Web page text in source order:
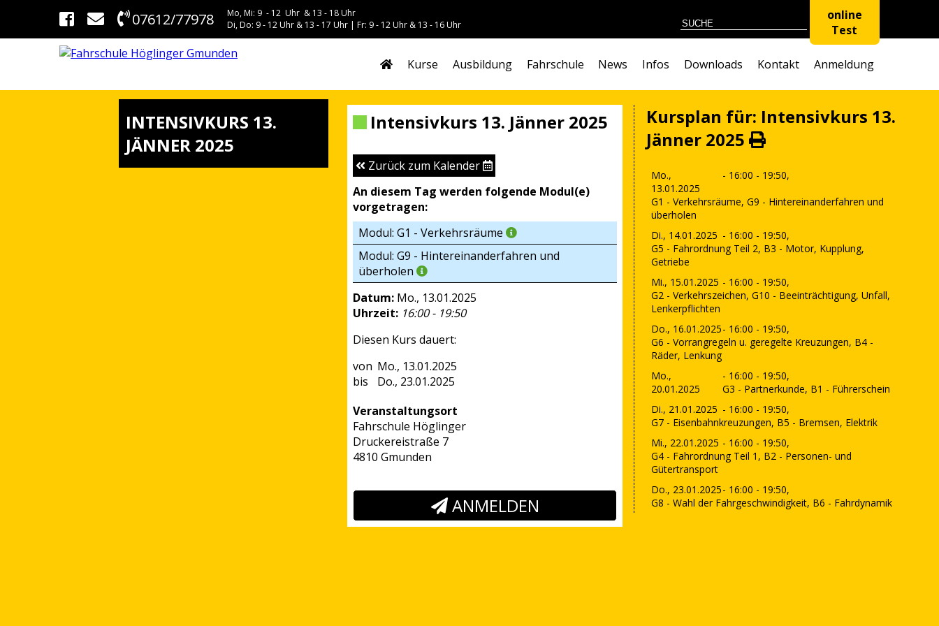
07612/77978
Mo, Mi: 9 - 12 Uhr & 13 - 18 Uhr
Di, Do: 9 - 12 Uhr & 13 - 17 Uhr | Fr: 9 - 12 Uhr & 13 - 16 Uhr
online
Test
Kurse Ausbildung Fahrschule News Infos Downloads Kontakt Anmeldung
INTENSIVKURS 13.
JÄNNER 2025
Intensivkurs 13. Jänner 2025
Zurück zum Kalender
An diesem Tag werden folgende Modul(e)
vorgetragen:
Modul: G1 - Verkehrsräume
Modul: G9 - Hintereinanderfahren und
überholen
Datum: Mo., 13.01.2025
Uhrzeit: 16:00 - 19:50
Diesen Kurs dauert:
Mo., 13.01.2025
Do., 23.01.2025
Veranstaltungsort
Fahrschule Höglinger
Druckereistraße 7
4810 Gmunden
ANMELDEN
Kursplan für: Intensivkurs 13.
Jänner 2025
Mo.,
13.01.2025
- 16:00 - 19:50,
G1 - Verkehrsräume, G9 - Hintereinanderfahren und
überholen
Di., 14.01.2025 - 16:00 - 19:50,
G5 - Fahrordnung Teil 2, B3 - Motor, Kupplung,
Getriebe
Mi., 15.01.2025 - 16:00 - 19:50,
G2 - Verkehrszeichen, G10 - Beeinträchtigung, Unfall,
Lenkerpflichten
Do., 16.01.2025- 16:00 - 19:50,
G6 - Vorrangregeln u. geregelte Kreuzungen, B4 -
Räder, Lenkung
Mo.,
20.01.2025
- 16:00 - 19:50,
G3 - Partnerkunde, B1 - Führerschein
Di., 21.01.2025 - 16:00 - 19:50,
G7 - Eisenbahnkreuzungen, B5 - Bremsen, Elektrik
Mi., 22.01.2025 - 16:00 - 19:50,
G4 - Fahrordnung Teil 1, B2 - Personen- und
Gütertransport
Do., 23.01.2025- 16:00 - 19:50,
G8 - Wahl der Fahrgeschwindigkeit, B6 - Fahrdynamik